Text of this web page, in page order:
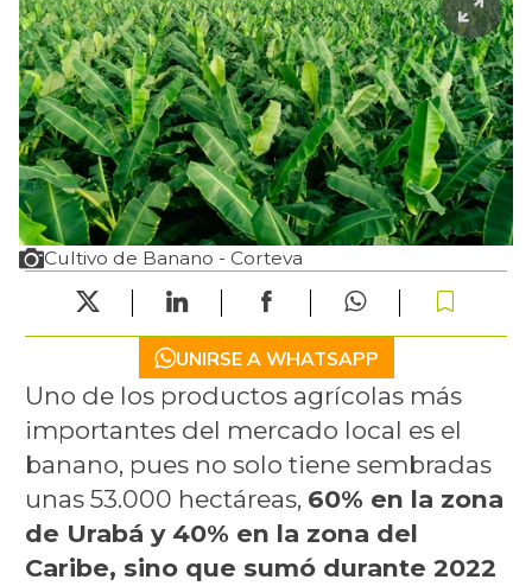
Cultivo de Banano - Corteva
UNIRSE A WHATSAPP
Uno de los productos agrícolas más
importantes del mercado local es el
banano, pues no solo tiene sembradas
unas 53.000 hectáreas, 60% en la zona
de Urabá y 40% en la zona del
Caribe, sino que sumó durante 2022